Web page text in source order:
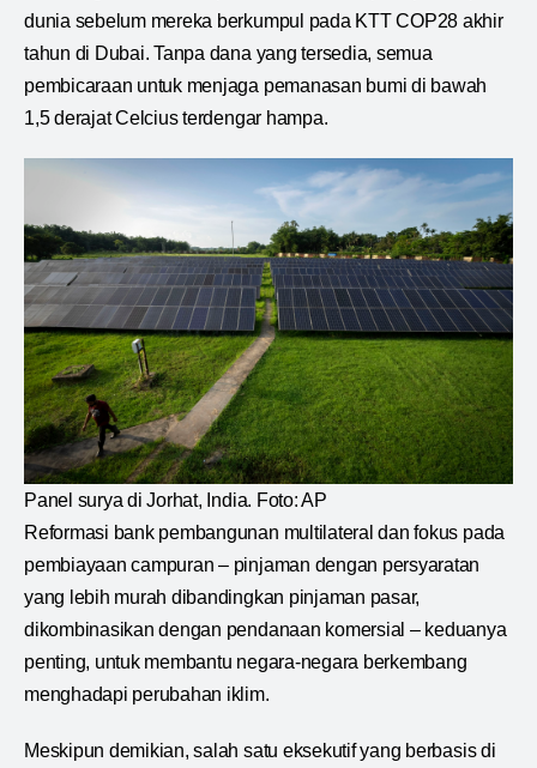
dunia sebelum mereka berkumpul pada KTT COP28 akhir
tahun di Dubai. Tanpa dana yang tersedia, semua
pembicaraan untuk menjaga pemanasan bumi di bawah
1,5 derajat Celcius terdengar hampa.
Panel surya di Jorhat, India. Foto: AP
Reformasi bank pembangunan multilateral dan fokus pada
pembiayaan campuran – pinjaman dengan persyaratan
yang lebih murah dibandingkan pinjaman pasar,
dikombinasikan dengan pendanaan komersial – keduanya
penting, untuk membantu negara-negara berkembang
menghadapi perubahan iklim.
Meskipun demikian, salah satu eksekutif yang berbasis di